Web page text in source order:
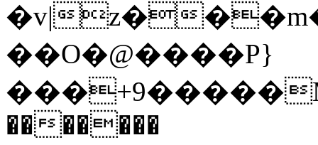
�v|z�
��O�@����P}
�������